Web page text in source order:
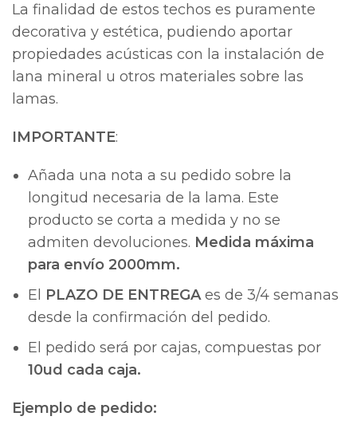
La finalidad de estos techos es puramente
decorativa y estética, pudiendo aportar
propiedades acústicas con la instalación de
lana mineral u otros materiales sobre las
lamas.
IMPORTANTE:
Añada una nota a su pedido sobre la
longitud necesaria de la lama. Este
producto se corta a medida y no se
admiten devoluciones. Medida máxima
para envío 2000mm.
El PLAZO DE ENTREGAes de 3/4 semanas
desde la confirmación del pedido.
El pedido será por cajas, compuestas por
10ud cada caja.
Ejemplo de pedido: